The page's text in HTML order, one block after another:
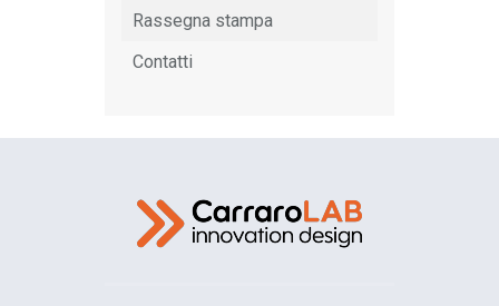
Rassegna stampa
Contatti